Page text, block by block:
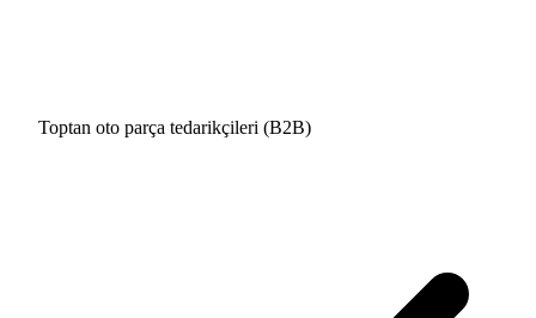
Toptan oto parça tedarikçileri (B2B)